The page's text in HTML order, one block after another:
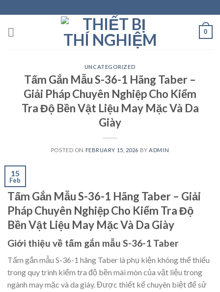
to
content
0
UNCATEGORIZED
Tấm Gắn Mẫu S-36-1 Hãng Taber –
Giải Pháp Chuyên Nghiệp Cho Kiểm
Tra Độ Bền Vật Liệu May Mặc Và Da
Giày
POSTED ON FEBRUARY 15, 2026 BY ADMIN
15
Feb
Tấm Gắn Mẫu S-36-1 Hãng Taber – Giải
Pháp Chuyên Nghiệp Cho Kiểm Tra Độ
Bền Vật Liệu May Mặc Và Da Giày
Giới thiệu về tấm gắn mẫu S-36-1 Taber
Tấm gắn mẫu S-36-1 hãng Taber là phụ kiện không thể thiếu
trong quy trình kiểm tra độ bền mài mòn của vật liệu trong
ngành may mặc và da giày. Được thiết kế chuyên biệt để sử